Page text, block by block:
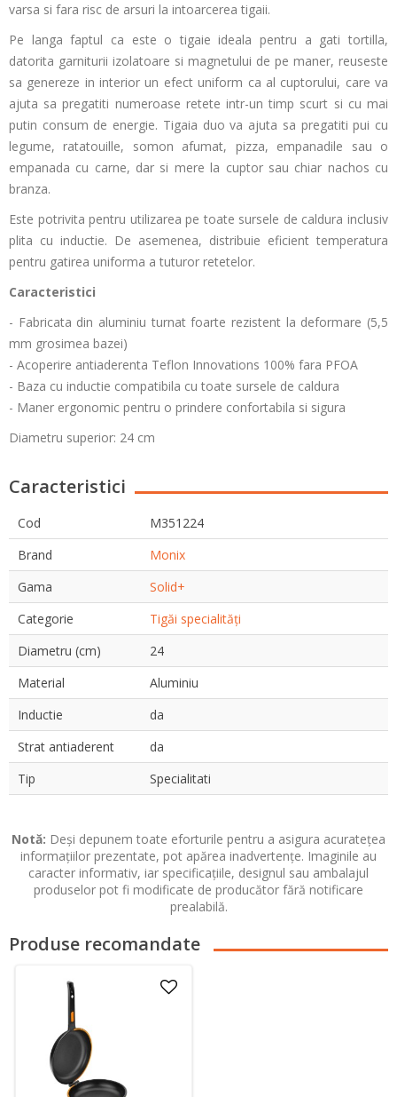
varsa si fara risc de arsuri la intoarcerea tigaii.
Pe langa faptul ca este o tigaie ideala pentru a gati tortilla,
datorita garniturii izolatoare si magnetului de pe maner, reuseste
sa genereze in interior un efect uniform ca al cuptorului, care va
ajuta sa pregatiti numeroase retete intr-un timp scurt si cu mai
putin consum de energie. Tigaia duo va ajuta sa pregatiti pui cu
legume, ratatouille, somon afumat, pizza, empanadile sau o
empanada cu carne, dar si mere la cuptor sau chiar nachos cu
branza.
Este potrivita pentru utilizarea pe toate sursele de caldura inclusiv
plita cu inductie. De asemenea, distribuie eficient temperatura
pentru gatirea uniforma a tuturor retetelor.
Caracteristici
- Fabricata din aluminiu turnat foarte rezistent la deformare (5,5
mm grosimea bazei)
- Acoperire antiaderenta Teflon Innovations 100% fara PFOA
- Baza cu inductie compatibila cu toate sursele de caldura
- Maner ergonomic pentru o prindere confortabila si sigura
Diametru superior: 24 cm
Caracteristici
Cod
M351224
Brand
Monix
Gama
Solid+
Categorie
Tigăi specialități
Diametru (cm)
24
Material
Aluminiu
Inductie
da
Strat antiaderent
da
Tip
Specialitati
Notă: Deși depunem toate eforturile pentru a asigura acuratețea
informațiilor prezentate, pot apărea inadvertențe. Imaginile au
caracter informativ, iar specificațiile, designul sau ambalajul
produselor pot fi modificate de producător fără notificare
prealabilă.
Produse recomandate